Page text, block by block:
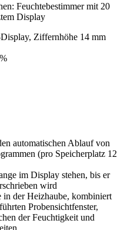
Feuchtebestimmer mit 20
Display
Ziffernhöhe 14 mm
automatischen Ablauf von
(pro Speicherplatz 12
im Display stehen, bis er
wird
der Heizhaube, kombiniert
Probensichtfenster,
der Feuchtigkeit und